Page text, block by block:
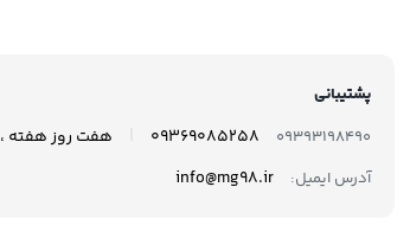
پشتیبانی
09393198490
09369085258 هفت روز هفته ، 24 ساعت شبانه‌روز پاسخگوی شما هستیم.
آدرس ایمیل: info@mg98.ir